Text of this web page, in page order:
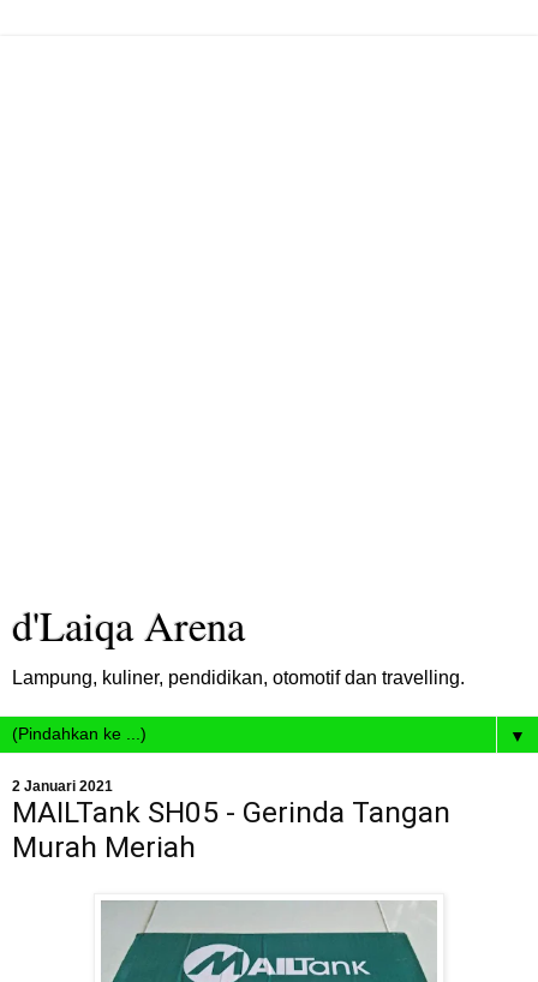
d'Laiqa Arena
Lampung, kuliner, pendidikan, otomotif dan travelling.
▼
2 Januari 2021
MAILTank SH05 - Gerinda Tangan
Murah Meriah